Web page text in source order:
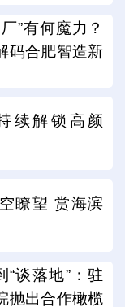
”有何魔力？
码合肥智造新
续解锁高颜
瞭望 赏海滨
“谈落地”：驻
抛出合作橄榄